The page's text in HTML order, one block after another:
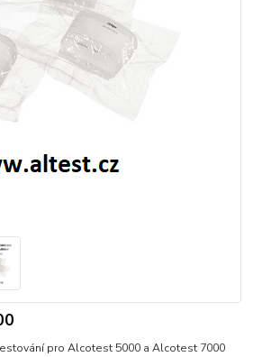
pro Alcotest 5000 a Alcotest 7000